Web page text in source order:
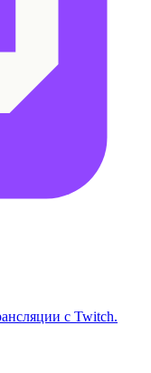
с Twitch.